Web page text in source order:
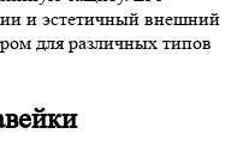
и эстетичный внешний
для различных типов